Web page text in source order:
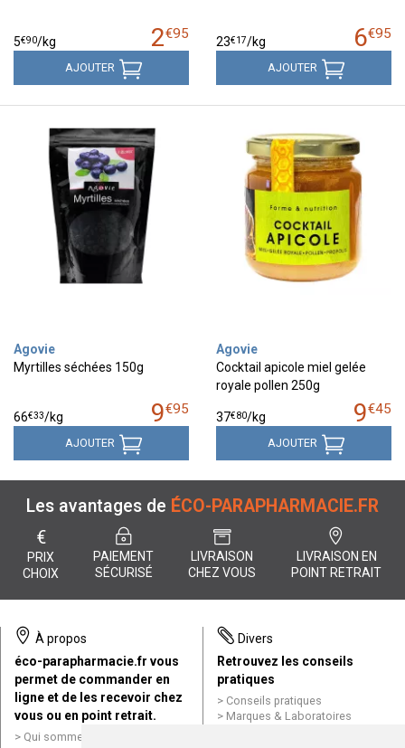
2€95
5€90/kg
AJOUTER
6€95
23€17/kg
AJOUTER
Agovie
Myrtilles séchées 150g
9€95
66€33/kg
AJOUTER
Agovie
Cocktail apicole miel gelée
royale pollen 250g
9€45
37€80/kg
AJOUTER
Les avantages de ÉCO-PARAPHARMACIE.FR
€
PRIX
CHOIX
PAIEMENT
SÉCURISÉ
LIVRAISON
CHEZ VOUS
LIVRAISON EN
POINT RETRAIT
À propos
éco-parapharmacie.fr vous
permet de commander en
ligne et de les recevoir chez
vous ou en point retrait.
Qui sommes nous ?
Divers
Retrouvez les conseils
pratiques
Conseils pratiques
Marques & Laboratoires